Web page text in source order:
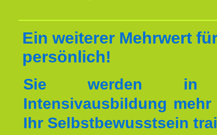
Ein weiterer Mehrwert
persönlich!
Sie werden in
Intensivausbildung
Ihr Selbstbewusstsein